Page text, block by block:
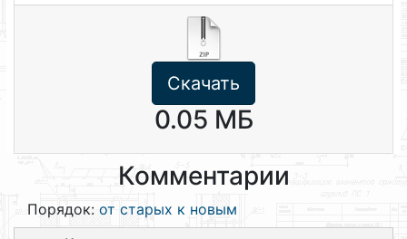
Скачать
0.05 МБ
Комментарии
Порядок: от старых к новым